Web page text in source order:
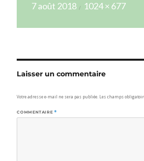
le
7 août 2018
réelle
1024 × 677
Laisser un commentaire
Votre adresse e-mail ne sera pas publiée. Les champs
COMMENTAIRE *